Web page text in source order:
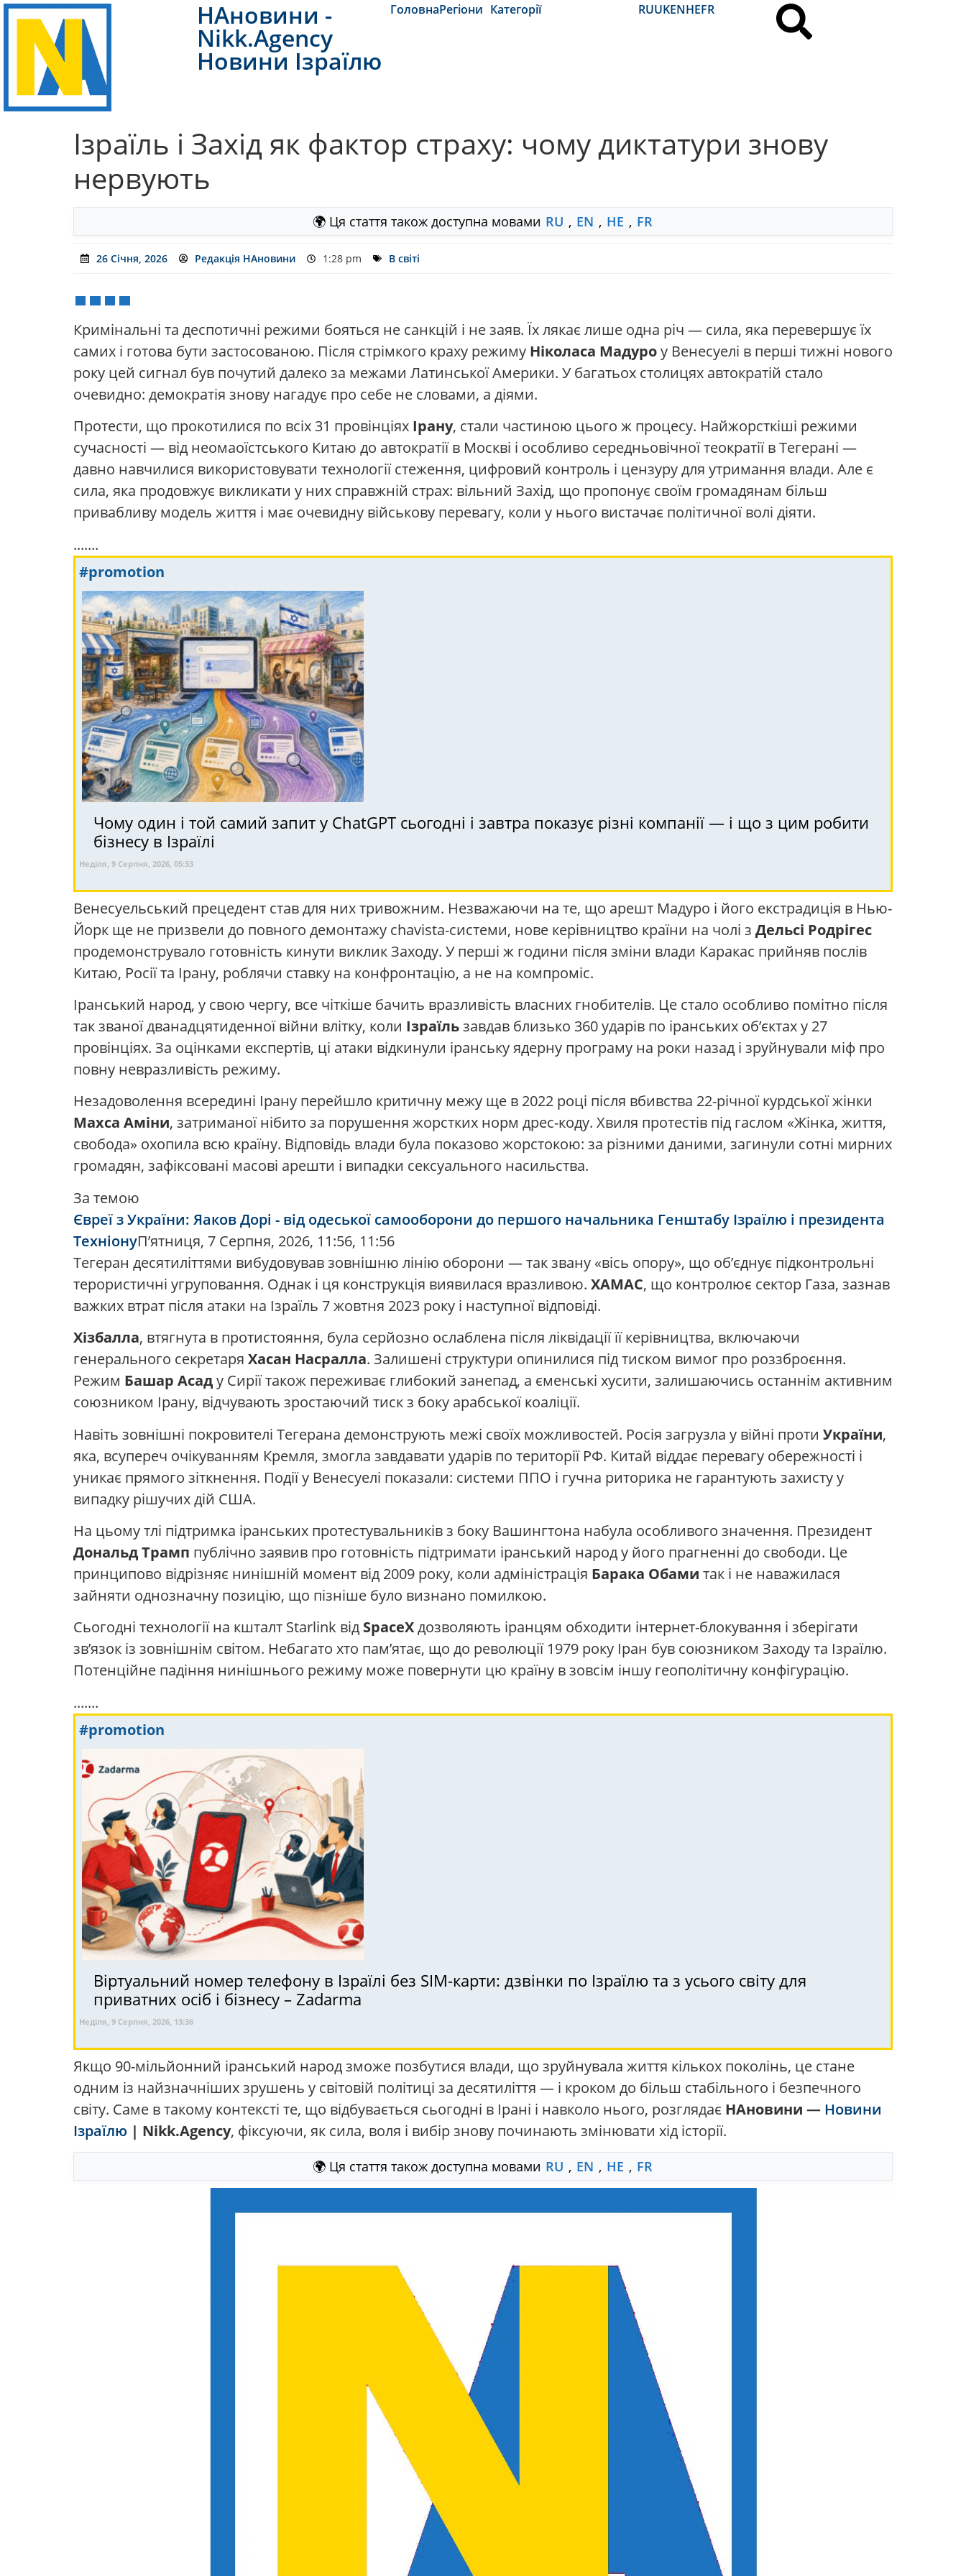
НАновини -
Nikk.Agency
Новини Ізраїлю
ГоловнаРегіони Категорії RUUKENHEFR
Ізраїль і Захід як фактор страху: чому диктатури знову
нервують
🌍 Ця стаття також доступна мовами RU , EN , HE , FR
26 Січня, 2026 Редакція НАновини 1:28 pm В світі
Кримінальні та деспотичні режими бояться не санкцій і не заяв. Їх лякає лише одна річ — сила, яка перевершує їх
самих і готова бути застосованою. Після стрімкого краху режиму Ніколаса Мадуроу Венесуелі в перші тижні нового
року цей сигнал був почутий далеко за межами Латинської Америки. У багатьох столицях автократій стало
очевидно: демократія знову нагадує про себе не словами, а діями.
Протести, що прокотилися по всіх 31 провінціях Ірану, стали частиною цього ж процесу. Найжорсткіші режими
сучасності — від неомаоїстського Китаю до автократії в Москві і особливо середньовічної теократії в Тегерані —
давно навчилися використовувати технології стеження, цифровий контроль і цензуру для утримання влади. Але є
сила, яка продовжує викликати у них справжній страх: вільний Захід, що пропонує своїм громадянам більш
привабливу модель життя і має очевидну військову перевагу, коли у нього вистачає політичної волі діяти.
.......
#promotion
Чому один і той самий запит у ChatGPT сьогодні і завтра показує різні компанії — і що з цим робити
бізнесу в Ізраїлі
Неділя, 9 Серпня, 2026, 05:33
Венесуельський прецедент став для них тривожним. Незважаючи на те, що арешт Мадуро і його екстрадиція в Нью-
Йорк ще не призвели до повного демонтажу chavista-системи, нове керівництво країни на чолі з Дельсі Родрігес
продемонструвало готовність кинути виклик Заходу. У перші ж години після зміни влади Каракас прийняв послів
Китаю, Росії та Ірану, роблячи ставку на конфронтацію, а не на компроміс.
Іранський народ, у свою чергу, все чіткіше бачить вразливість власних гнобителів. Це стало особливо помітно після
так званої дванадцятиденної війни влітку, коли Ізраїльзавдав близько 360 ударів по іранських об’єктах у 27
провінціях. За оцінками експертів, ці атаки відкинули іранську ядерну програму на роки назад і зруйнували міф про
повну невразливість режиму.
Незадоволення всередині Ірану перейшло критичну межу ще в 2022 році після вбивства 22-річної курдської жінки
Махса Аміни, затриманої нібито за порушення жорстких норм дрес-коду. Хвиля протестів під гаслом «Жінка, життя,
свобода» охопила всю країну. Відповідь влади була показово жорстокою: за різними даними, загинули сотні мирних
громадян, зафіксовані масові арешти і випадки сексуального насильства.
За темою
Євреї з України: Яаков Дорі - від одеської самооборони до першого начальника Генштабу Ізраїлю і президента
ТехніонуП’ятниця, 7 Серпня, 2026, 11:56, 11:56
Тегеран десятиліттями вибудовував зовнішню лінію оборони — так звану «вісь опору», що об’єднує підконтрольні
терористичні угруповання. Однак і ця конструкція виявилася вразливою. ХАМАС, що контролює сектор Газа, зазнав
важких втрат після атаки на Ізраїль 7 жовтня 2023 року і наступної відповіді.
Хізбалла, втягнута в протистояння, була серйозно ослаблена після ліквідації її керівництва, включаючи
генерального секретаря Хасан Насралла. Залишені структури опинилися під тиском вимог про роззброєння.
Режим Башар Асаду Сирії також переживає глибокий занепад, а єменські хусити, залишаючись останнім активним
союзником Ірану, відчувають зростаючий тиск з боку арабської коаліції.
Навіть зовнішні покровителі Тегерана демонструють межі своїх можливостей. Росія загрузла у війні проти України,
яка, всупереч очікуванням Кремля, змогла завдавати ударів по території РФ. Китай віддає перевагу обережності і
уникає прямого зіткнення. Події у Венесуелі показали: системи ППО і гучна риторика не гарантують захисту у
випадку рішучих дій США.
На цьому тлі підтримка іранських протестувальників з боку Вашингтона набула особливого значення. Президент
Дональд Трамп публічно заявив про готовність підтримати іранський народ у його прагненні до свободи. Це
принципово відрізняє нинішній момент від 2009 року, коли адміністрація Барака Обами так і не наважилася
зайняти однозначну позицію, що пізніше було визнано помилкою.
Сьогодні технології на кшталт Starlink від SpaceXдозволяють іранцям обходити інтернет-блокування і зберігати
зв’язок із зовнішнім світом. Небагато хто пам’ятає, що до революції 1979 року Іран був союзником Заходу та Ізраїлю.
Потенційне падіння нинішнього режиму може повернути цю країну в зовсім іншу геополітичну конфігурацію.
.......
#promotion
Віртуальний номер телефону в Ізраїлі без SIM-карти: дзвінки по Ізраїлю та з усього світу для
приватних осіб і бізнесу – Zadarma
Неділя, 9 Серпня, 2026, 13:36
Якщо 90-мільйонний іранський народ зможе позбутися влади, що зруйнувала життя кількох поколінь, це стане
одним із найзначніших зрушень у світовій політиці за десятиліття — і кроком до більш стабільного і безпечного
світу. Саме в такому контексті те, що відбувається сьогодні в Ірані і навколо нього, розглядає НАновини — Новини
Ізраїлю | Nikk.Agency, фіксуючи, як сила, воля і вибір знову починають змінювати хід історії.
🌍 Ця стаття також доступна мовами RU , EN , HE , FR